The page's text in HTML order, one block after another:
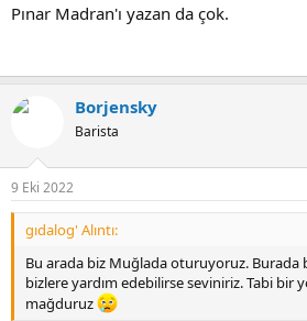
Pınar Madran'ı yazan da çok.
Borjensky
Barista
9 Eki 2022
gıdalog' Alıntı:
Bu arada biz Muğlada oturuyoruz. Burada
bizlere yardım edebilirse seviniriz. Tabi bir
mağduruz